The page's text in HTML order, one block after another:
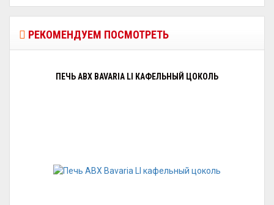
РЕКОМЕНДУЕМ ПОСМОТРЕТЬ
ПЕЧЬ ABX BAVARIA LI КАФЕЛЬНЫЙ ЦОКОЛЬ